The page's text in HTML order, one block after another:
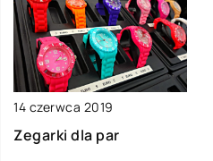
14 czerwca 2019
Zegarki dla par